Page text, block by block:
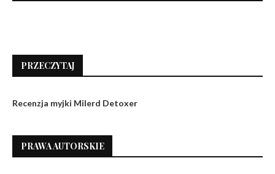
PRZECZYTAJ
Recenzja myjki Milerd Detoxer
PRAWA AUTORSKIE